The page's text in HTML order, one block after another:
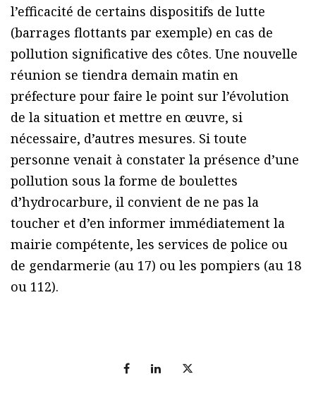
l’efficacité de certains dispositifs de lutte
(barrages flottants par exemple) en cas de
pollution significative des côtes. Une nouvelle
réunion se tiendra demain matin en
préfecture pour faire le point sur l’évolution
de la situation et mettre en œuvre, si
nécessaire, d’autres mesures. Si toute
personne venait à constater la présence d’une
pollution sous la forme de boulettes
d’hydrocarbure, il convient de ne pas la
toucher et d’en informer immédiatement la
mairie compétente, les services de police ou
de gendarmerie (au 17) ou les pompiers (au 18
ou 112).